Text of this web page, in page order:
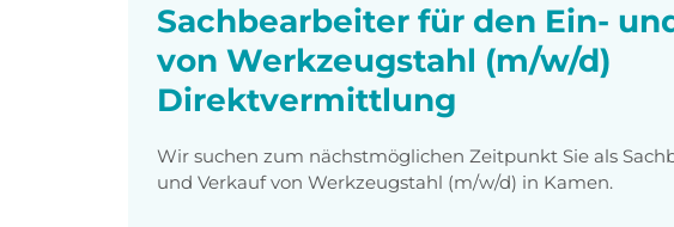
Sachbearbeiter für den Ein-
von Werkzeugstahl (m/w/d)
Direktvermittlung
Wir suchen zum nächstmöglichen Zeitpunkt Sie als
und Verkauf von Werkzeugstahl (m/w/d) in Kamen.